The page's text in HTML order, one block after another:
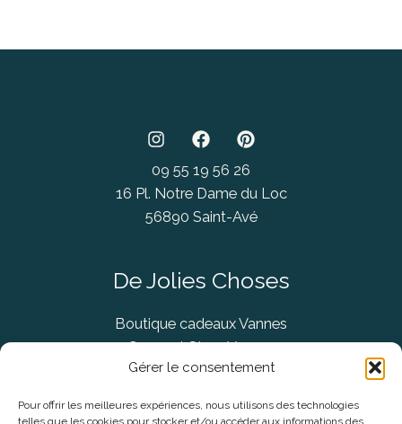
Gérer le consentement
Pour offrir les meilleures expériences, nous utilisons des technologies
telles que les cookies pour stocker et/ou accéder aux informations des
09 55 19 56 26
16 Pl. Notre Dame du Loc
56890 Saint-Avé
De Jolies Choses
Boutique cadeaux Vannes
Concept Store Vannes